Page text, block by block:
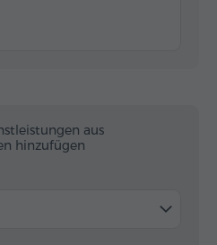
aus
hinzufügen